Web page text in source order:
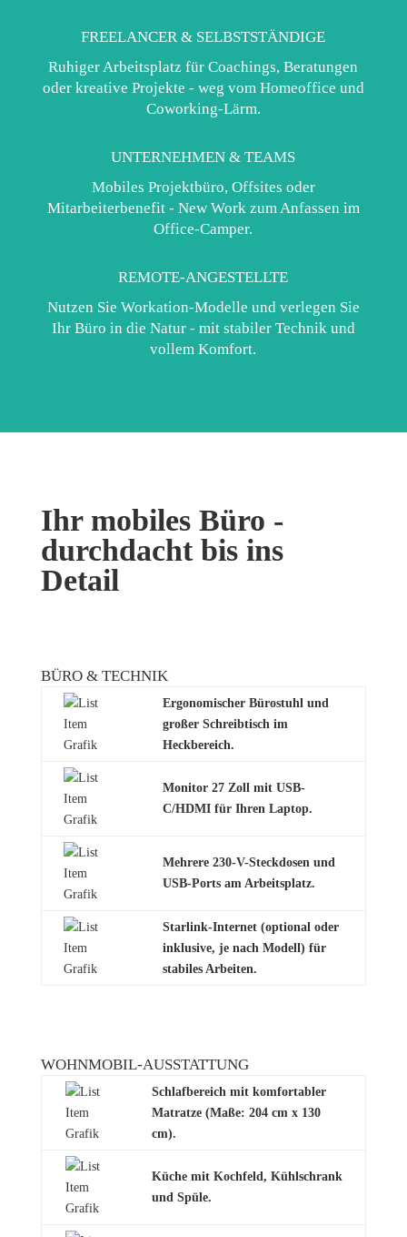
FREELANCER & SELBSTSTÄNDIGE
Ruhiger Arbeitsplatz für Coachings, Beratungen
oder kreative Projekte - weg vom Homeoffice und
Coworking-Lärm.
UNTERNEHMEN & TEAMS
Mobiles Projektbüro, Offsites oder
Mitarbeiterbenefit - New Work zum Anfassen im
Office-Camper.
REMOTE-ANGESTELLTE
Nutzen Sie Workation-Modelle und verlegen Sie
Ihr Büro in die Natur - mit stabiler Technik und
vollem Komfort.
Ihr mobiles Büro -
durchdacht bis ins
Detail
BÜRO & TECHNIK
Ergonomischer Bürostuhl und
großer Schreibtisch im
Heckbereich.
Monitor 27 Zoll mit USB-
C/HDMI für Ihren Laptop.
Mehrere 230-V-Steckdosen und
USB-Ports am Arbeitsplatz.
Starlink-Internet (optional oder
inklusive, je nach Modell) für
stabiles Arbeiten.
WOHNMOBIL-AUSSTATTUNG
Schlafbereich mit komfortabler
Matratze (Maße: 204 cm x 130
cm).
Küche mit Kochfeld, Kühlschrank
und Spüle.